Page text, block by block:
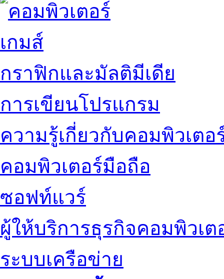
เกมส์
กราฟิกและมัลติมีเดีย
การเขียนโปรแกรม
ความรู้เกี่ยวกับคอมพิวเตอ
คอมพิวเตอร์มือถือ
ซอฟท์แวร์
ผู้ให้บริการธุรกิจคอมพิวเต
ระบบเครือข่าย